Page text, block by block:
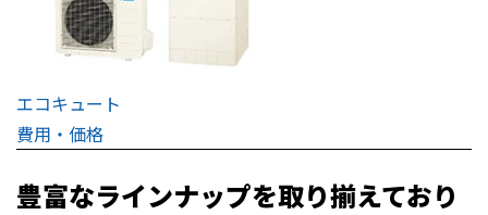
エコキュート
費用・価格
豊富なラインナップを取り揃えており